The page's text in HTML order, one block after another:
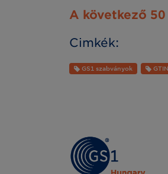
A következő
Cimkék:
GS1 szabványok